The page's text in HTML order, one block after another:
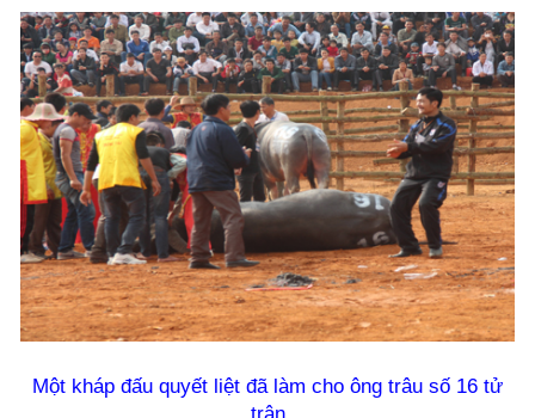
Một kháp đấu quyết liệt đã làm cho ông trâu số 16 tử